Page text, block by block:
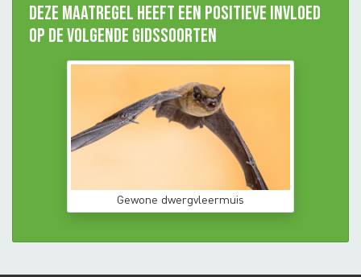
Deze maatregel heeft een positieve invloed
op de volgende gidssoorten
Gewone dwergvleermuis